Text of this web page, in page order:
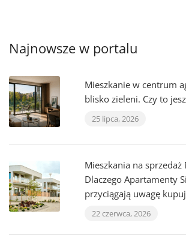
Najnowsze w portalu
Mieszkanie w centrum
blisko zieleni. Czy to
25 lipca, 2026
Mieszkania na sprzedaż
Dlaczego Apartamenty
przyciągają uwagę
22 czerwca, 2026